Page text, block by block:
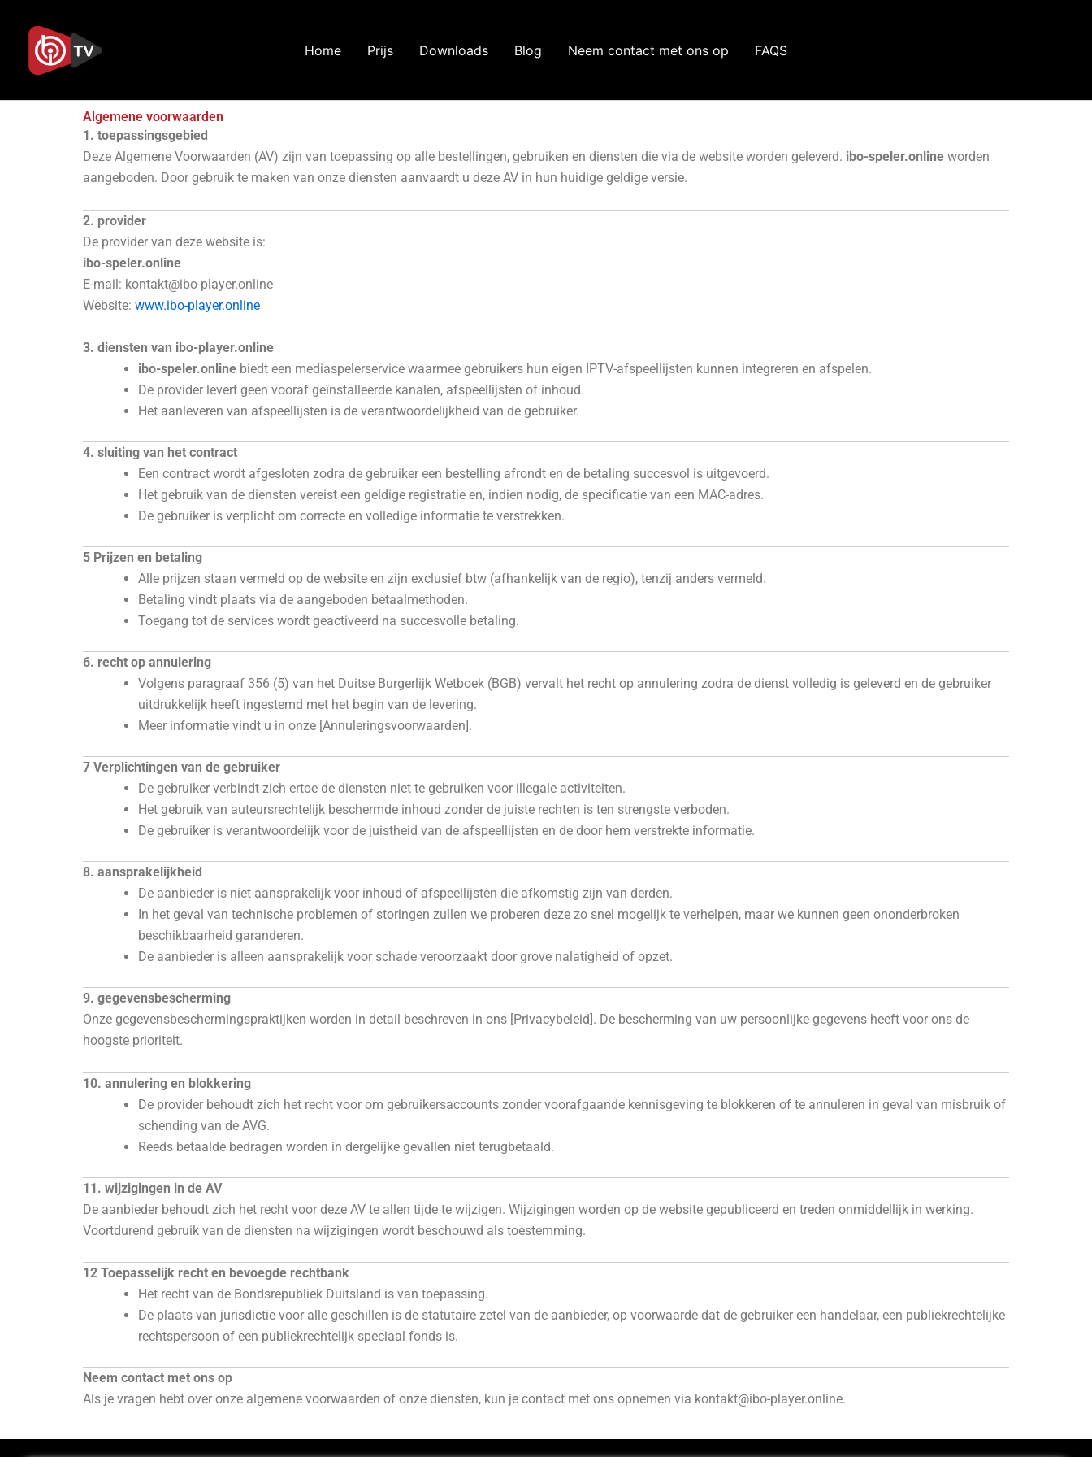
inhoud
Home Prijs Downloads Blog Neem contact met ons op FAQS
Algemene voorwaarden
1. toepassingsgebied
Deze Algemene Voorwaarden (AV) zijn van toepassing op alle bestellingen, gebruiken en diensten die via de website worden geleverd. ibo-speler.online worden
aangeboden. Door gebruik te maken van onze diensten aanvaardt u deze AV in hun huidige geldige versie.
2. provider
De provider van deze website is:
ibo-speler.online
E-mail: kontakt@ibo-player.online
Website: www.ibo-player.online
3. diensten van ibo-player.online
ibo-speler.online biedt een mediaspelerservice waarmee gebruikers hun eigen IPTV-afspeellijsten kunnen integreren en afspelen.
De provider levert geen vooraf geïnstalleerde kanalen, afspeellijsten of inhoud.
Het aanleveren van afspeellijsten is de verantwoordelijkheid van de gebruiker.
4. sluiting van het contract
Een contract wordt afgesloten zodra de gebruiker een bestelling afrondt en de betaling succesvol is uitgevoerd.
Het gebruik van de diensten vereist een geldige registratie en, indien nodig, de specificatie van een MAC-adres.
De gebruiker is verplicht om correcte en volledige informatie te verstrekken.
5 Prijzen en betaling
Alle prijzen staan vermeld op de website en zijn exclusief btw (afhankelijk van de regio), tenzij anders vermeld.
Betaling vindt plaats via de aangeboden betaalmethoden.
Toegang tot de services wordt geactiveerd na succesvolle betaling.
6. recht op annulering
Volgens paragraaf 356 (5) van het Duitse Burgerlijk Wetboek (BGB) vervalt het recht op annulering zodra de dienst volledig is geleverd en de gebruiker
uitdrukkelijk heeft ingestemd met het begin van de levering.
Meer informatie vindt u in onze [Annuleringsvoorwaarden].
7 Verplichtingen van de gebruiker
De gebruiker verbindt zich ertoe de diensten niet te gebruiken voor illegale activiteiten.
Het gebruik van auteursrechtelijk beschermde inhoud zonder de juiste rechten is ten strengste verboden.
De gebruiker is verantwoordelijk voor de juistheid van de afspeellijsten en de door hem verstrekte informatie.
8. aansprakelijkheid
De aanbieder is niet aansprakelijk voor inhoud of afspeellijsten die afkomstig zijn van derden.
In het geval van technische problemen of storingen zullen we proberen deze zo snel mogelijk te verhelpen, maar we kunnen geen ononderbroken
beschikbaarheid garanderen.
De aanbieder is alleen aansprakelijk voor schade veroorzaakt door grove nalatigheid of opzet.
9. gegevensbescherming
Onze gegevensbeschermingspraktijken worden in detail beschreven in ons [Privacybeleid]. De bescherming van uw persoonlijke gegevens heeft voor ons de
hoogste prioriteit.
10. annulering en blokkering
De provider behoudt zich het recht voor om gebruikersaccounts zonder voorafgaande kennisgeving te blokkeren of te annuleren in geval van misbruik of
schending van de AVG.
Reeds betaalde bedragen worden in dergelijke gevallen niet terugbetaald.
11. wijzigingen in de AV
De aanbieder behoudt zich het recht voor deze AV te allen tijde te wijzigen. Wijzigingen worden op de website gepubliceerd en treden onmiddellijk in werking.
Voortdurend gebruik van de diensten na wijzigingen wordt beschouwd als toestemming.
12 Toepasselijk recht en bevoegde rechtbank
Het recht van de Bondsrepubliek Duitsland is van toepassing.
De plaats van jurisdictie voor alle geschillen is de statutaire zetel van de aanbieder, op voorwaarde dat de gebruiker een handelaar, een publiekrechtelijke
rechtspersoon of een publiekrechtelijk speciaal fonds is.
Neem contact met ons op
Als je vragen hebt over onze algemene voorwaarden of onze diensten, kun je contact met ons opnemen via kontakt@ibo-player.online.